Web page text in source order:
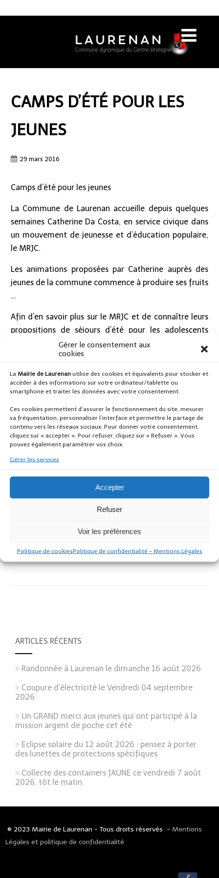
Gérer le consentement aux
cookies
La Mairie de Laurenan utilise des cookies et équivalents pour stocker et
accéder à des informations sur votre ordinateur/tablette ou
smartphone et traiter les données avec votre consentement.
Ces cookies permettent d’assurer le fonctionnement du site, mesurer
sa fréquentation, personnaliser l’interface et permettre le partage de
contenu vers les réseaux sociaux. Pour donner votre consentement,
cliquez sur « accepter ». Pour refuser, cliquez sur « Refuser ». Vous
pouvez également paramétrer vos choix.
Gérer les services
Accepter
Refuser
Voir les préférences
Politique de cookiesPolitique de confidentialité – Mentions Légales
CAMPS D’ÉTÉ POUR LES
JEUNES
29 mars 2016
Camps d’été pour les jeunes
La Commune de Laurenan accueille depuis quelques
semaines Catherine Da Costa, en service civique dans
un mouvement de jeunesse et d’éducation populaire,
le MRJC.
Les animations proposées par Catherine auprès des
jeunes de la commune commence à produire ses fruits
…
Afin d’en savoir plus sur le MRJC et de connaître leurs
propositions de séjours d’été pour les adolescents
(camps collégiens et camps lycéens), un temps
d’information à destination des parents est organisé à
la médiathèque ce Vendredi 02 avril de 19h00 à
20h00.
qui peuvent vous intéresser et intéresser votre ou vos
enfant(s).
Article Précédent
Urbanisme
Article Suivant
Urbanisme
Mairie
ARTICLES RÉCENTS
Randonnée à Laurenan le dimanche 16 août 2026
Coupure d’électricité le Vendredi 04 septembre
2026
Un GRAND merci aux jeunes qui ont participé à la
mission argent de poche cet été
Eclipse solaire du 12 août 2026 : pensez à porter
des lunettes de protections spécifiques
Collecte des containers JAUNE ce vendredi 7 août
2026, tôt le matin
© 2023 Mairie de Laurenan - Tous droits réservés - Mentions
Légales et politique de confidentialité